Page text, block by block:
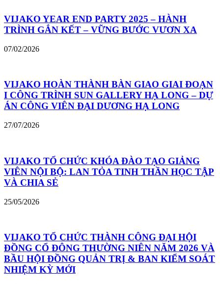
VIJAKO YEAR END PARTY 2025 – HÀNH
TRÌNH GẮN KẾT – VỮNG BƯỚC VƯƠN XA
07/02/2026
VIJAKO HOÀN THÀNH BÀN GIAO GIAI ĐOẠN
I CÔNG TRÌNH SUN GALLERY HẠ LONG – DỰ
ÁN CÔNG VIÊN ĐẠI DƯƠNG HẠ LONG
27/07/2026
VIJAKO TỔ CHỨC KHÓA ĐÀO TẠO GIẢNG
VIÊN NỘI BỘ: LAN TỎA TINH THẦN HỌC TẬP
VÀ CHIA SẺ
25/05/2026
VIJAKO TỔ CHỨC THÀNH CÔNG ĐẠI HỘI
ĐỒNG CỔ ĐÔNG THƯỜNG NIÊN NĂM 2026 VÀ
BẦU HỘI ĐỒNG QUẢN TRỊ & BAN KIỂM SOÁT
NHIỆM KỲ MỚI